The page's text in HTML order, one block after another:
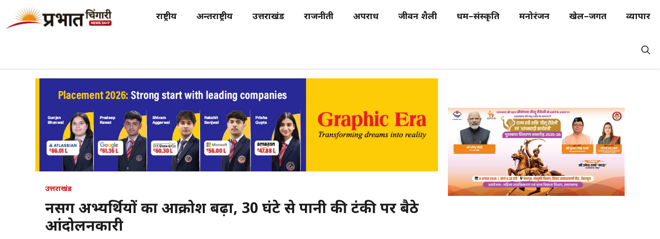
राष्ट्रीय अन्तर्राष्ट्रीय उत्तराखंड राजनीती अपराध जीवन शैली धर्म–संस्कृति मनोरंजन खेल–जगत व्यापार
उत्तराखंड
नर्सिंग अभ्यर्थियों का आक्रोश बढ़ा, 30 घंटे से पानी की टंकी पर बैठे
आंदोलनकारी